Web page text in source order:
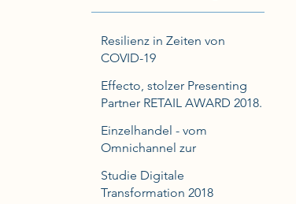
Resilienz in Zeiten von
COVID-19
Effecto, stolzer Presenting
Partner RETAIL AWARD 2018.
Einzelhandel - vom
Omnichannel zur
Studie Digitale
Transformation 2018